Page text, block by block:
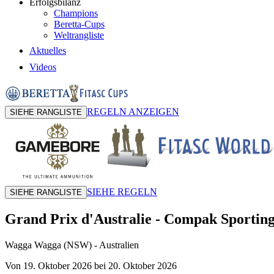
Erfolgsbilanz
Champions
Beretta-Cups
Weltrangliste
Aktuelles
Videos
SIEHE RANGLISTE REGELN ANZEIGEN
SIEHE RANGLISTE SIEHE REGELN
Grand Prix d'Australie - Compak
Wagga Wagga (NSW) - Australien
Von 19. Oktober 2026 bei 20. Oktober 2026